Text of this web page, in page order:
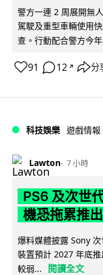
警方一連 2 周展開無
駕駛及重型車輛使用
查。行動配合警方今
91 12 ↗ 分
科技娛樂 遊戲情報
Lawton 7 小時
PS6 及次世
機恐拖累推
爆料媒體披露 Sony
裝置預計 2027 年底
較弱...
閱讀全文